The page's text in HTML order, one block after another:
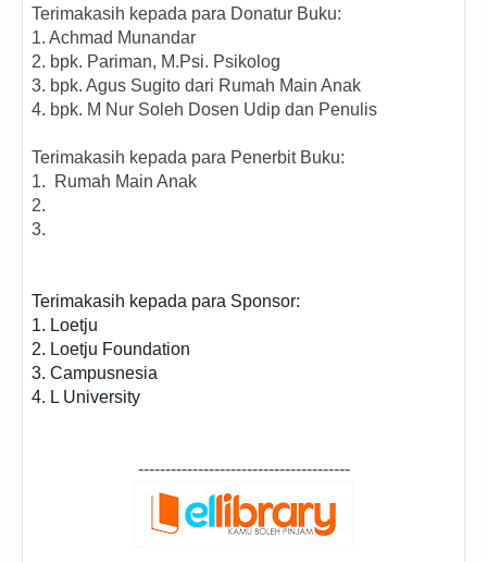
Terimakasih kepada para Donatur Buku:
1. Achmad Munandar
2. bpk. Pariman, M.Psi. Psikolog
3. bpk. Agus Sugito dari Rumah Main Anak
4. bpk. M Nur Soleh Dosen Udip dan Penulis
Terimakasih kepada para Penerbit Buku:
1.
Rumah Main Anak
2.
3.
Terimakasih kepada para Sponsor:
1. Loetju
2. Loetju Foundation
3. Campusnesia
4. L University
---------------------------------------